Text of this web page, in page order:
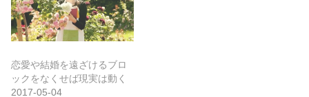
恋愛や結婚を遠ざけるブロ
ックをなくせば現実は動く
2017-05-04